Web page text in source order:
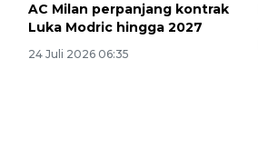
AC Milan perpanjang kontrak
Luka Modric hingga 2027
24 Juli 2026 06:35